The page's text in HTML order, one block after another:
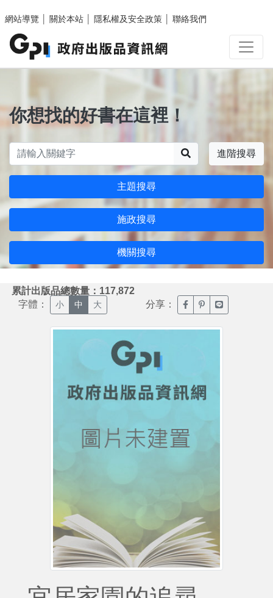
網站導覽
關於本站 隱私權及安全政策 聯絡我們
你想找的好書在這裡！
進階搜尋
主題搜尋
施政搜尋
機關搜尋
累計出版品總數量：117,872
字體： 小 中 大 分享： 臉書分享(另開新視窗)
噗浪分享(另開新
Line分享(另